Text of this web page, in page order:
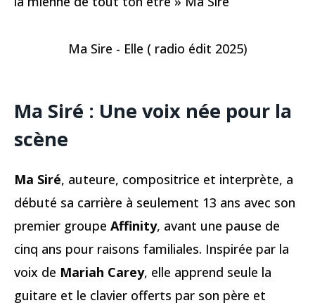
Ma Sire - Elle ( radio édit 2025)
Ma Siré : Une voix née pour la
scène
Ma Siré, auteure, compositrice et interprète, a
débuté sa carrière à seulement 13 ans avec son
premier groupe Affinity, avant une pause de
cinq ans pour raisons familiales. Inspirée par la
voix de Mariah Carey, elle apprend seule la
guitare et le clavier offerts par son père et